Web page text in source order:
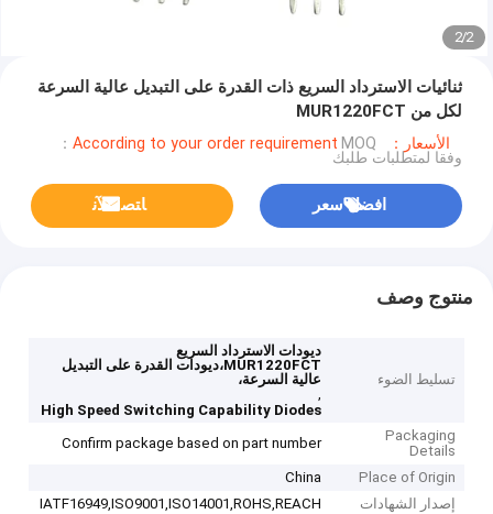
2
/
2
ثنائيات الاسترداد السريع ذات القدرة على التبديل عالية السرعة
لكل من MUR1220FCT
الأسعار：According to your order requirement MOQ：
وفقا لمتطلبات طلبك
افضل سعر ﺎﺘﺼﻟ ﺍﻶﻧ
منتوج وصف
تسليط الضوء
ديودات الاسترداد السريع
MUR1220FCT،ديودات القدرة على التبديل
عالية السرعة،
,
High Speed Switching Capability Diodes
Packaging
Details
Confirm package based on part number
Place of Origin
China
إصدار الشهادات
IATF16949,ISO9001,ISO14001,ROHS,REACH